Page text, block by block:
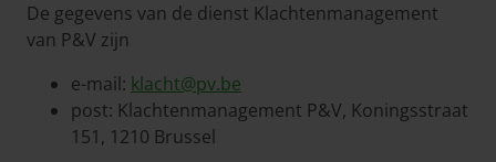
De gegevens van de dienst Klachtenmanagement
van P&V zijn
e-mail: klacht@pv.be
post: Klachtenmanagement P&V, Koningsstraat
151, 1210 Brussel